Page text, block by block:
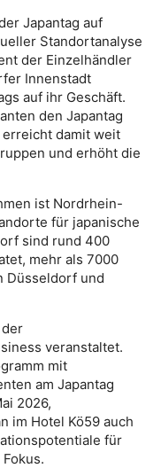
Japantag auf
Standortanalyse
der Einzelhändler
Innenstadt
auf ihr Geschäft.
den Japantag
damit weit
und erhöht die
ist Nordrhein-
für japanische
sind rund 400
mehr als 7000
Düsseldorf und
veranstaltet.
mit
am Japantag
2026,
im Hotel Kö59 auch
für